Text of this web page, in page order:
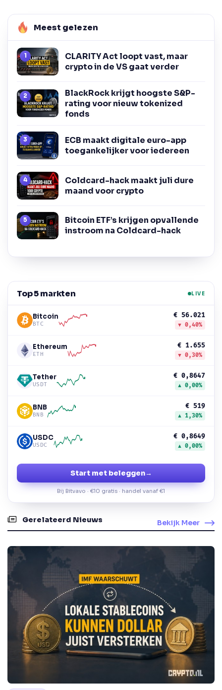
Meest gelezen
CLARITY Act loopt vast, maar
crypto in de VS gaat verder
BlackRock krijgt hoogste S&P-
rating voor nieuw tokenized
fonds
ECB maakt digitale euro-app
toegankelijker voor iedereen
Coldcard-hack maakt juli dure
maand voor crypto
Bitcoin ETF’s krijgen opvallende
instroom na Coldcard-hack
Top 5 markten LIVE
Bitcoin
BTC
€ 56.021
▼ 0,40%
Ethereum
ETH
€ 1.655
▼ 0,30%
Tether
USDT
€ 0,8647
▲ 0,00%
BNB
BNB
€ 519
▲ 1,30%
USDC
USDC
€ 0,8649
▲ 0,00%
Start met beleggen→
Bij Bitvavo · €10 gratis · handel vanaf €1
Gerelateerd Nieuws Bekijk Meer